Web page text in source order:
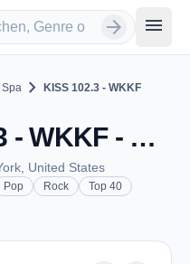
arrow_forward menu
Spa chevron_right KISS 102.3 - WKKF
KISS 102.3 - WKKF - FM 102.3 - Ballston Spa, NY
United States
Pop Rock Top 40